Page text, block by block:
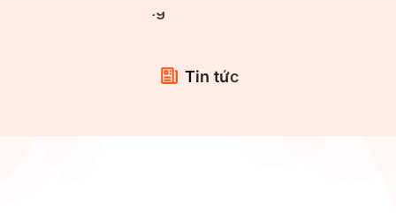
Bán hàng
Tin tức